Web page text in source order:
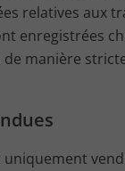
relatives aux
enregistrées
manière
uniquement